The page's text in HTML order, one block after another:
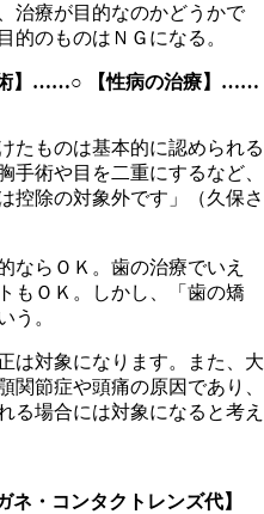
治療が目的なのかどうかで
的のものはＮＧになる。
術】……○ 【性病の治療】……
たものは基本的に認められる
手術や目を二重にするなど、
控除の対象外です」（久保さ
ならＯＫ。歯の治療でいえ
もＯＫ。しかし、「歯の矯
う。
は対象になります。また、大
関節症や頭痛の原因であり、
る場合には対象になると考え
ネ・コンタクトレンズ代】